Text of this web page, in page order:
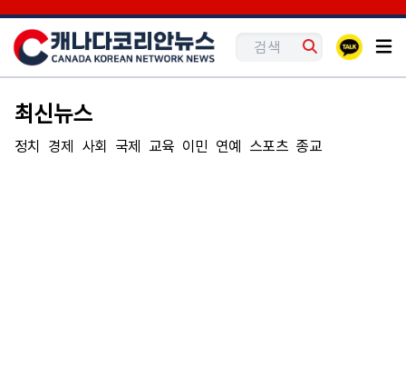
최신뉴스
정치 경제 사회 국제 교육 이민 연예 스포츠 종교